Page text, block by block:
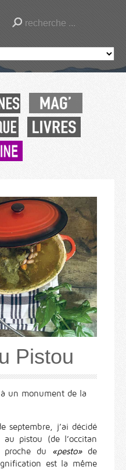
Pistou
à un monument de la
septembre, j’ai décidé
pistou (de l’occitan
du «pesto»de
est la même